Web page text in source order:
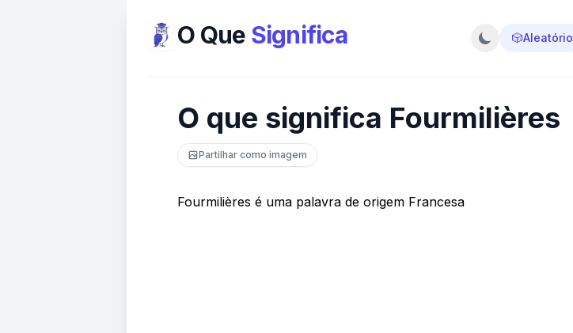
O Que Significa 🎲Aleatório
O que significa Fourmilières
Partilhar como imagem
Fourmilières é uma palavra de origem Francesa